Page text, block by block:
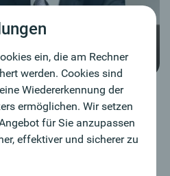
des Aufsichtsrats scheidet
Ende 2026 aus der
AG aus.
ein, die am Rechner
werden. Cookies sind
Wiedererkennung der
ermöglichen. Wir setzen
für Sie anzupassen
effektiver und sicherer zu